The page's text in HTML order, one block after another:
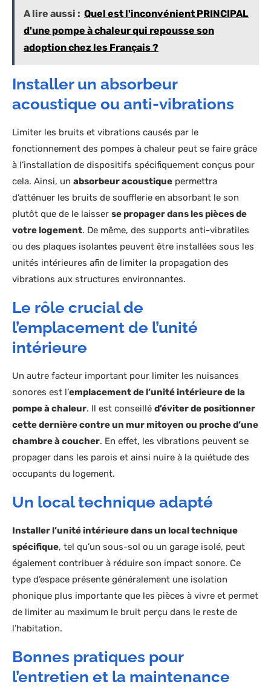
A lire aussi : Quel est l'inconvénient PRINCIPAL
d'une pompe à chaleur qui repousse son
adoption chez les Français ?
Installer un absorbeur
acoustique ou anti-vibrations
Limiter les bruits et vibrations causés par le
fonctionnement des pompes à chaleur peut se faire grâce
à l’installation de dispositifs spécifiquement conçus pour
cela. Ainsi, un absorbeur acoustique permettra
d’atténuer les bruits de soufflerie en absorbant le son
plutôt que de le laisser se propager dans les pièces de
votre logement. De même, des supports anti-vibratiles
ou des plaques isolantes peuvent être installées sous les
unités intérieures afin de limiter la propagation des
vibrations aux structures environnantes.
Le rôle crucial de
l’emplacement de l’unité
intérieure
Un autre facteur important pour limiter les nuisances
sonores est l’emplacement de l’unité intérieure de la
pompe à chaleur. Il est conseillé d’éviter de positionner
cette dernière contre un mur mitoyen ou proche d’une
chambre à coucher. En effet, les vibrations peuvent se
propager dans les parois et ainsi nuire à la quiétude des
occupants du logement.
Un local technique adapté
Installer l’unité intérieure dans un local technique
spécifique, tel qu’un sous-sol ou un garage isolé, peut
également contribuer à réduire son impact sonore. Ce
type d’espace présente généralement une isolation
phonique plus importante que les pièces à vivre et permet
de limiter au maximum le bruit perçu dans le reste de
l’habitation.
Bonnes pratiques pour
l’entretien et la maintenance